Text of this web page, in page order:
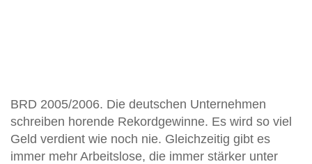
BRD 2005/2006. Die deutschen Unternehmen
schreiben horende Rekordgewinne. Es wird so viel
Geld verdient wie noch nie. Gleichzeitig gibt es
immer mehr Arbeitslose, die immer stärker unter